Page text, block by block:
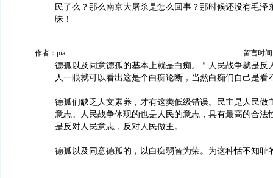
民了么？那么南京大屠杀是怎么回事？那时候还没有毛泽
昧！
作者：pia 留言时间
德孤以及同意德孤的基本上就是白痴。＂人民战争就是反
人一眼就可以看出这是个白痴论断，当然白痴们自己是看
德孤们缺乏人文素养，才有这类低级错误。民主是人民做
意志。人民战争体现的也是人民的意志，具有最高的合法
是反对人民意志，反对人民做主。
德孤以及同意德孤的，以白痴弱智为荣。为这种恬不知耻